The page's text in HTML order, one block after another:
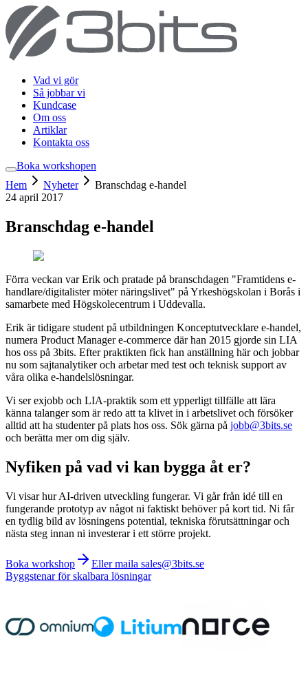
Vad vi gör
Så jobbar vi
Kundcase
Om oss
Artiklar
Kontakta oss
Boka workshopen
Hem
Nyheter
Branschdag e-handel
24 april 2017
Branschdag e-handel
Förra veckan var Erik och pratade på branschdagen "Framtidens e-
handlare/digitalister möter näringslivet" på Yrkeshögskolan i Borås i
samarbete med Högskolecentrum i Uddevalla.
Erik är tidigare student på utbildningen Konceptutvecklare e-handel,
numera Product Manager e-commerce där han 2015 gjorde sin LIA
hos oss på 3bits. Efter praktikten fick han anställning här och jobbar
nu som sajtanalytiker och arbetar med test och teknisk support av
våra olika e-handelslösningar.
Vi ser exjobb och LIA-praktik som ett ypperligt tillfälle att lära
känna talanger som är redo att ta klivet in i arbetslivet och försöker
alltid att ha studenter på plats hos oss. Sök gärna på jobb@3bits.se
och berätta mer om dig själv.
Nyfiken på vad vi kan bygga åt er?
Vi visar hur AI-driven utveckling fungerar. Vi går från idé till en
fungerande prototyp av något ni faktiskt behöver på kort tid. Ni får
en tydlig bild av lösningens potential, tekniska förutsättningar och
nästa steg innan ni investerar i ett större projekt.
Boka workshop
Eller maila sales@3bits.se
Byggstenar för skalbara lösningar